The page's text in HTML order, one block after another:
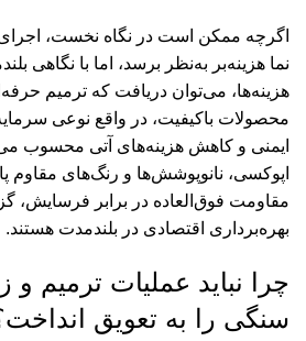
اگرچه ممکن است در نگاه نخست،
نما هزینه‌بر به‌نظر برسد، اما با نگاهی
هزینه‌ها، می‌توان دریافت که ترمیم
محصولات باکیفیت، در واقع نوعی
ایمنی و کاهش هزینه‌های آتی
اپوکسی، نانوپوشش‌ها و رنگ‌های مقاوم
مقاومت فوق‌العاده در برابر فرسایش،
بهره‌برداری اقتصادی در بلندمدت هستند.
چرا نباید عملیات ترمیم و
سنگی را به تعویق